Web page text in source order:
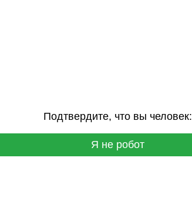
Подтвердите, что вы человек:
Я не робот